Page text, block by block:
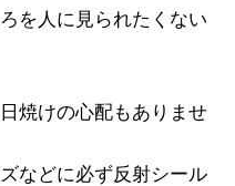
を人に見られたくない
焼けの心配もありませ
などに必ず反射シール